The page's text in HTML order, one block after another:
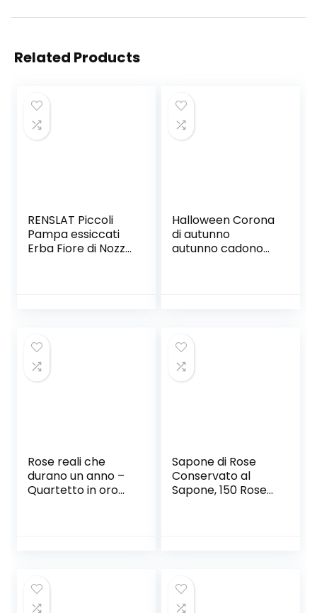
Related Products
RENSLAT Piccoli
Pampa essiccati
Erba Fiore di Nozze
Ornamentale (Size
: 50pcs)
Halloween Corona
di autunno
autunno cadono
simulazione qualità
Rose reali che
durano un anno –
Quartetto in oro
Sapone di Rose
Conservato al
Sapone, 150 Rose
Nozze di San
Valentino,B